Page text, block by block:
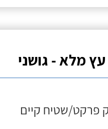
מלא - גושני
פרקט/שטיח קיים